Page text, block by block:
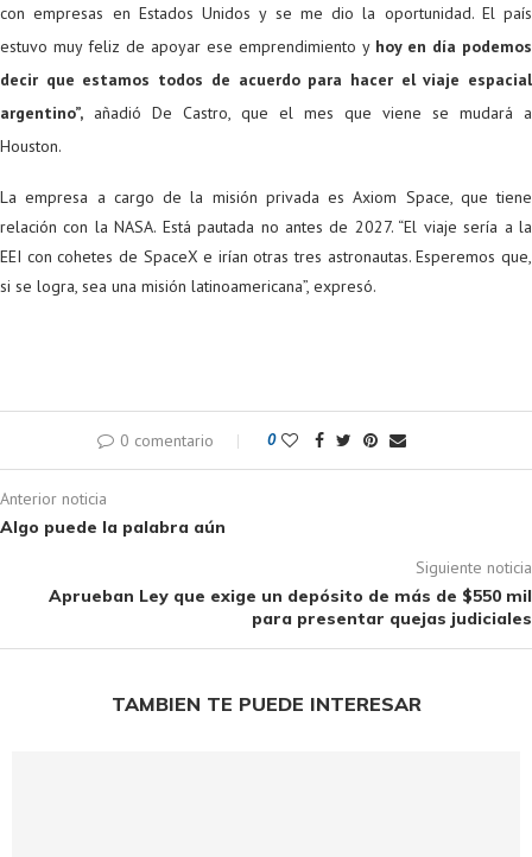
con empresas en Estados Unidos y se me dio la oportunidad. El país
estuvo muy feliz de apoyar ese emprendimiento y hoy en día podemos
decir que estamos todos de acuerdo para hacer el viaje espacial
argentino”, añadió De Castro, que el mes que viene se mudará a
Houston.
La empresa a cargo de la misión privada es Axiom Space, que tiene
relación con la NASA. Está pautada no antes de 2027. “El viaje sería a la
EEI con cohetes de SpaceX e irían otras tres astronautas. Esperemos que,
si se logra, sea una misión latinoamericana”, expresó.
0 comentario 0
Anterior noticia
Algo puede la palabra aún
Siguiente noticia
Aprueban Ley que exige un depósito de más de $550 mil
para presentar quejas judiciales
TAMBIEN TE PUEDE INTERESAR